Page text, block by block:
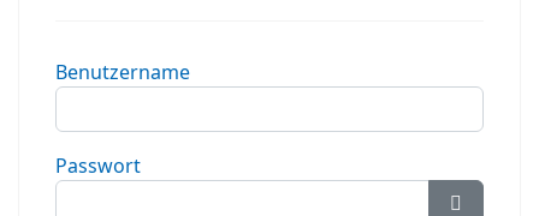
Benutzername
Passwort